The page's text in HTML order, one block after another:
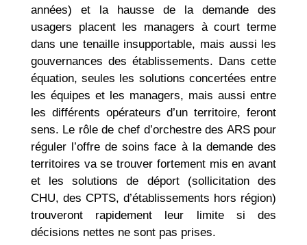
années) et la hausse de la demande des
usagers placent les managers à court terme
dans une tenaille insupportable, mais aussi les
gouvernances des établissements. Dans cette
équation, seules les solutions concertées entre
les équipes et les managers, mais aussi entre
les différents opérateurs d’un territoire, feront
sens. Le rôle de chef d’orchestre des ARS pour
réguler l’offre de soins face à la demande des
territoires va se trouver fortement mis en avant
et les solutions de déport (sollicitation des
CHU, des CPTS, d’établissements hors région)
trouveront rapidement leur limite si des
décisions nettes ne sont pas prises.